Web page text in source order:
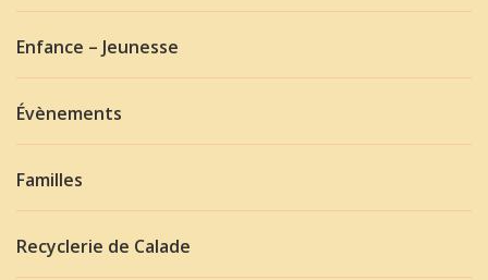
Enfance – Jeunesse
Évènements
Familles
Recyclerie de Calade